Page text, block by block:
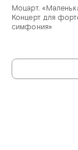
Моцарт.
Концерт для
симфония»